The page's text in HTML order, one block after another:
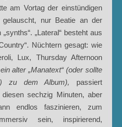
am Vortag der einstündigen
gelauscht, nur Beatie an der
„Lateral“ besteht aus
Nüchtern gesagt: wie
Lux, Thursday Afternoon
alter „Manatext“ (oder sollte
zu dem Album), passiert
sechzig Minuten, aber
endlos faszinieren, zum
sein, inspirierend,